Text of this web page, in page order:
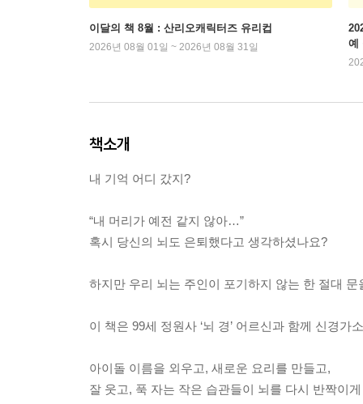
이달의 책 8월 : 산리오캐릭터즈 유리컵
2026년 08월 01일 ~ 2026년 08월 31일
예
책소개
내 기억 어디 갔지?
“내 머리가 예전 같지 않아…”
혹시 당신의 뇌도 은퇴했다고 생각하셨나요?
하지만 우리 뇌는 주인이 포기하지 않는 한 절대 문
이 책은 99세 정원사 ‘뇌 경’ 어르신과 함께 신경
아이돌 이름을 외우고, 새로운 요리를 만들고,
잘 웃고, 푹 자는 작은 습관들이 뇌를 다시 반짝이